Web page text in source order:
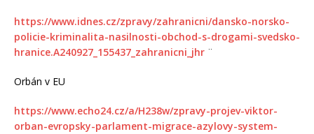
https://www.idnes.cz/zpravy/zahranicni/dansko-norsko-
policie-kriminalita-nasilnosti-obchod-s-drogami-svedsko-
hranice.A240927_155437_zahranicni_jhr ¨
Orbán v EU
https://www.echo24.cz/a/H238w/zpravy-projev-viktor-
orban-evropsky-parlament-migrace-azylovy-system-